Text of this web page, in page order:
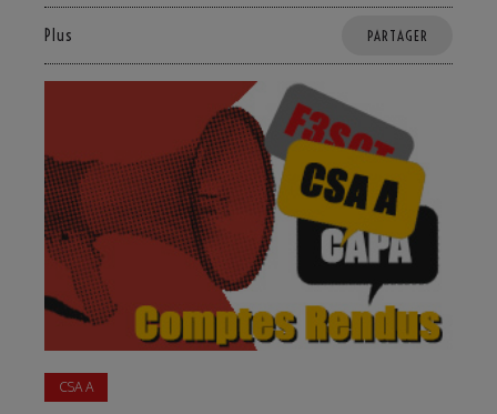
Plus PARTAGER
CSA A